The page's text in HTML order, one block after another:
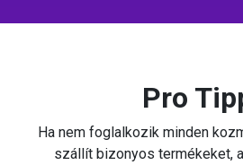
Pro
Ha nem foglalkozik minden
szállít bizonyos termékeket,